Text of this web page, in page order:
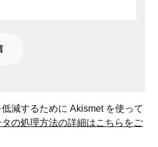
減するために Akismet を使って
の処理方法の詳細はこちらをご